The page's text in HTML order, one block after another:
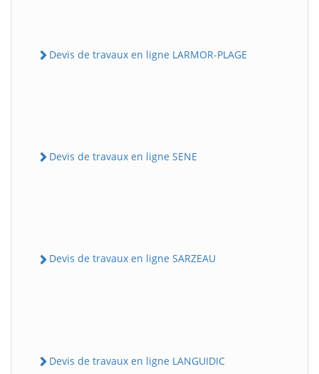
Devis de travaux en ligne LARMOR-PLAGE
Devis de travaux en ligne SENE
Devis de travaux en ligne SARZEAU
Devis de travaux en ligne LANGUIDIC